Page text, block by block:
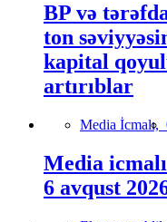
BP və
ton
kapital
artırıblar
Media İcmalı,
Media
6 avqust